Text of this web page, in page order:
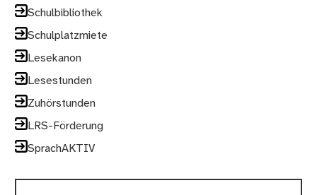
Schulbibliothek
Schulplatzmiete
Lesekanon
Lesestunden
Zuhörstunden
LRS-Förderung
SprachAKTIV